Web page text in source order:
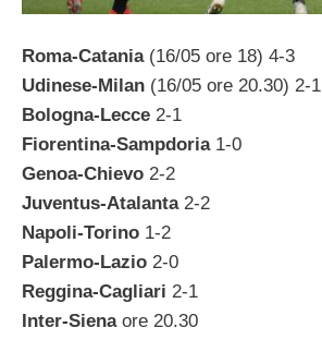
Roma-Catania(16/05 ore 18) 4-3
Udinese-Milan (16/05 ore 20.30) 2-1
Bologna-Lecce 2-1
Fiorentina-Sampdoria1-0
Genoa-Chievo 2-2
Juventus-Atalanta2-2
Napoli-Torino 1-2
Palermo-Lazio 2-0
Reggina-Cagliari 2-1
Inter-Sienaore 20.30